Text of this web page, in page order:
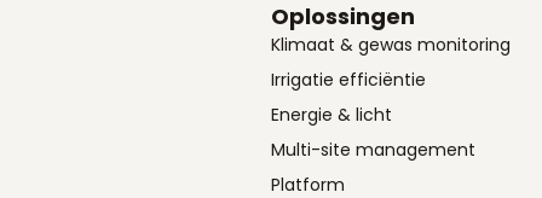
Oplossingen
Klimaat & gewas monitoring
Irrigatie efficiëntie
Energie & licht
Multi-site management
Platform